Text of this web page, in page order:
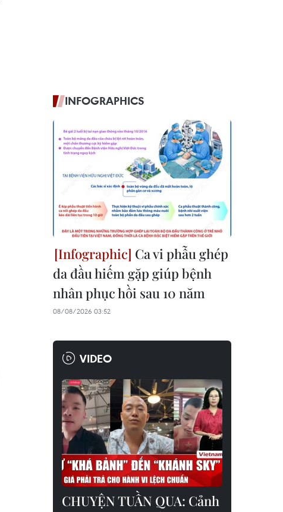
INFOGRAPHICS
Ca vi phẫu ghép
da đầu hiếm gặp giúp bệnh
nhân phục hồi sau 10 năm
08/08/2026 03:52
VIDEO
CHUYỆN TUẦN QUA: Cảnh